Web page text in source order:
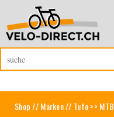
Shop//Marken// Tufo >> MTB